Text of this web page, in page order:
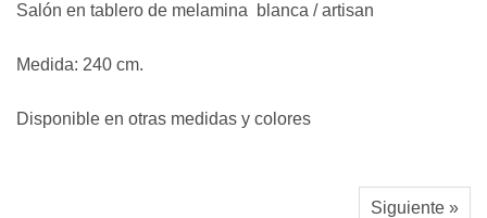
Salón en tablero de melamina blanca / artisan
Medida: 240 cm.
Disponible en otras medidas y colores
Siguiente »